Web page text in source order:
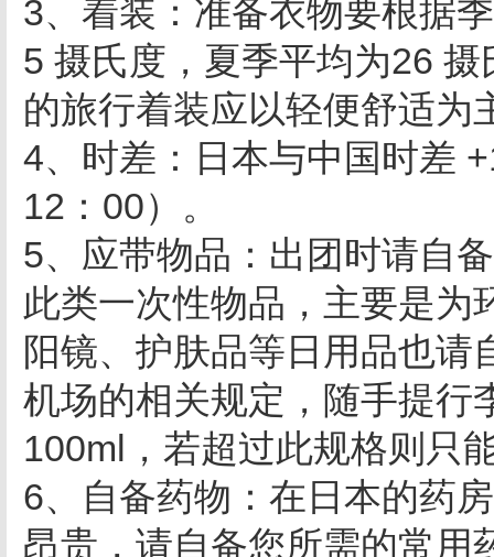
3、着装：准备衣物要根据
5 摄氏度，夏季平均为26
的旅行着装应以轻便舒适为
4、时差：日本与中国时差
12：00）。
5、应带物品：出团时请自
此类一次性物品，主要是为
阳镜、护肤品等日用品也请
机场的相关规定，随手提行
100ml，若超过此规格则只
6、自备药物：在日本的药
昂贵，请自备您所需的常用